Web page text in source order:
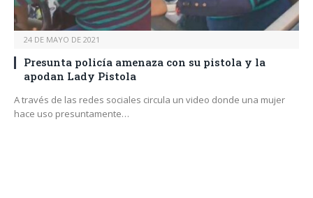
24 DE MAYO DE 2021
Presunta policía amenaza con su pistola y la
apodan Lady Pistola
A través de las redes sociales circula un video donde una mujer
hace uso presuntamente…